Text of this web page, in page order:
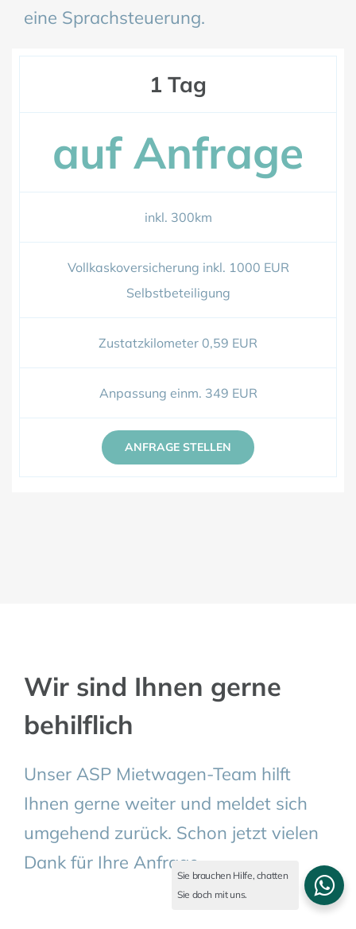
eine Sprachsteuerung.
1 Tag
auf Anfrage
inkl. 300km
Vollkaskoversicherung inkl. 1000 EUR
Selbstbeteiligung
Zustatzkilometer 0,59 EUR
Anpassung einm. 349 EUR
ANFRAGE STELLEN
Wir sind Ihnen gerne
behilflich
Unser ASP Mietwagen-Team hilft
Ihnen gerne weiter und meldet sich
umgehend zurück. Schon jetzt vielen
Dank für Ihre Anfrage.
Sie brauchen Hilfe, chatten
Sie doch mit uns.